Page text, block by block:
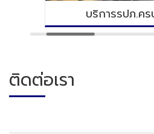
บริการรปภ.คร
ติดต่อเรา